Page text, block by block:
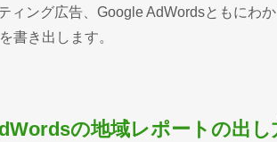
ィング広告、Google AdWordsともにわ
書き出します。
の地域レポートの出し